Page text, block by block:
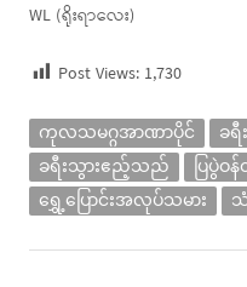
WL (ရိုးရာလေး)
Post Views: 1,730
ကုလသမဂ္ဂအာဏာပိုင်
ခရီ
ခရီးသွားဧည့်သည်
ပြပွဲဝ
ရွှေ့ပြောင်းအလုပ်သမား